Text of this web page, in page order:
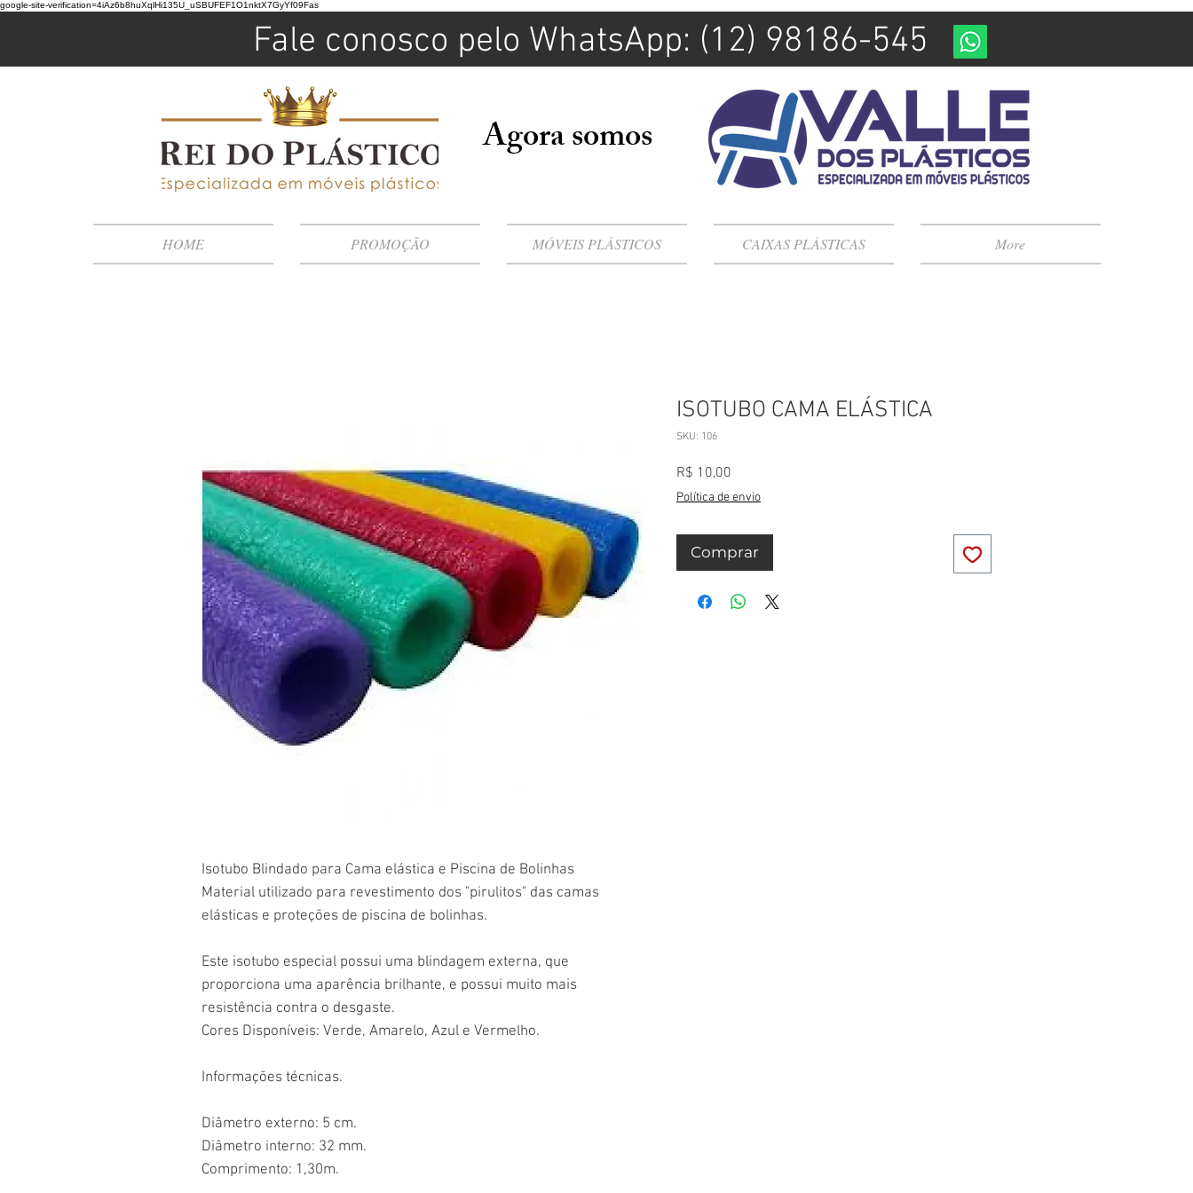
google-site-verification=4iAz6b8huXqlHi135U_uSBUFEF1O1nktX7GyYf09Fas
Agora somos
HOME PROMOÇÃO MÓVEIS PLÁSTICOS CAIXAS PLÁSTICAS More
Fale conosco pelo WhatsApp: (12) 98186-545
Isotubo Blindado para Cama elástica e Piscina de Bolinhas
Material utilizado para revestimento dos "pirulitos" das camas
elásticas e proteções de piscina de bolinhas.
Este isotubo especial possui uma blindagem externa, que
proporciona uma aparência brilhante, e possui muito mais
resistência contra o desgaste.
Cores Disponíveis: Verde, Amarelo, Azul e Vermelho.
Informações técnicas.
Diâmetro externo: 5 cm.
Diâmetro interno: 32 mm.
Comprimento: 1,30m.
ISOTUBO CAMA ELÁSTICA
SKU: 106
R$ 10,00
Política de envio
Comprar